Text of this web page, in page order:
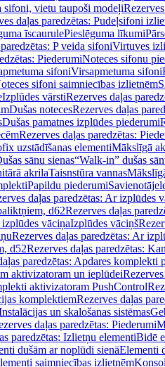
sifoni, vietu taupoši modeļi
daļas paredzētas: Pudeļsifoni
īscaurulePieslēguma līkumi
P veida sifoniVirtuves
PiederumiNoteces sifonu
sifoniVirsapmetuma sifoni
sifoni saimniecības izlietnēm
Izplūdes vārstiRezerves daļas
Dušas notecesRezerves daļas
Dušas pamatnes izplūdes piederumi
Rezerves daļas paredzētas:
uzstādīšanas elementiMākslīgā
sānu sienas“Walk-in” dušas
akrilaTaisnstūra vannas
Papildu piederumi
daļas paredzētas: Ar izplūdes
d62Rezerves daļas
vāciņaIzplūdes vāciņš
Rezerves daļas paredzētas: Ar
d52Rezerves daļas paredzētas:
paredzētas: Apdares komplekti
aktivizatoram un ieplūdei
aktivizatoram PushControl
komplektiemRezerves daļas
un skalošanas sistēmas
daļas paredzētas: Piederumi
paredzētas: Izlietņu elementiBidē
dušām ar noplūdi sienāElementi
saimniecības izlietnēm